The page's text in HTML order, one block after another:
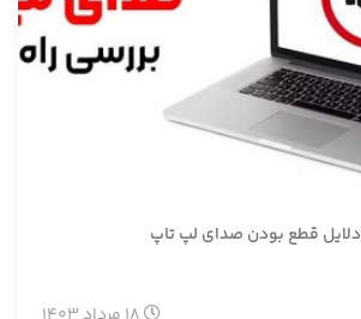
دلایل قطع بودن صدای لپ تاپ